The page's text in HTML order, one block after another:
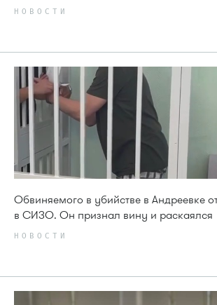
НОВОСТИ
Обвиняемого в убийстве в Андреевке
в СИЗО. Он признал вину и раскаялся
НОВОСТИ